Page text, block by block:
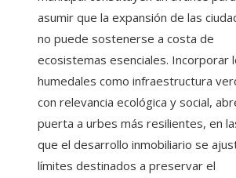
asumir que la expansión de las
no puede sostenerse a costa de
ecosistemas esenciales. Incorporar
humedales como infraestructura
con relevancia ecológica y social,
puerta a urbes más resilientes, en
que el desarrollo inmobiliario se
límites destinados a preservar el